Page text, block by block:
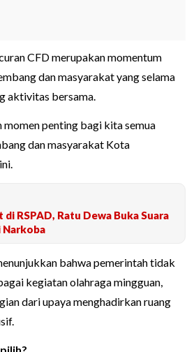
CFD merupakan momentum
dan masyarakat yang selama
aktivitas bersama.
momen penting bagi kita semua
dan masyarakat Kota
di RSPAD, Ratu Dewa Buka Suara
Narkoba
bahwa pemerintah tidak
kegiatan olahraga mingguan,
dari upaya menghadirkan ruang